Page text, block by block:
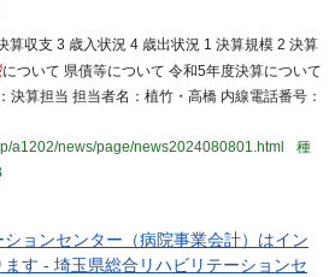
算収支 3 歳入状況 4 歳出状況 1 決算規模 2 決算
について 県債等について 令和5年度決算について
決算担当 担当者名：植竹・高橋 内線電話番号：
a1202/news/page/news2024080801.html
種
ョンセンター（病院事業会計）はイン
す - 埼玉県総合リハビリテーションセ